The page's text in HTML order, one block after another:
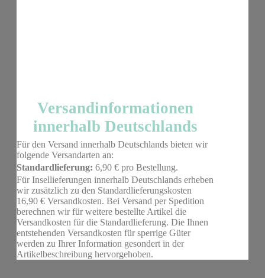
Versandinformationen
innerhalb Deutschlands
Für den Versand innerhalb Deutschlands bieten wir
folgende Versandarten an:
Standardlieferung: 6,90 € pro Bestellung.
Für Insellieferungen innerhalb Deutschlands erheben
wir zusätzlich zu den Standardlieferungskosten
16,90 € Versandkosten. Bei Versand per Spedition
berechnen wir für weitere bestellte Artikel die
Versandkosten für die Standardlieferung. Die Ihnen
entstehenden Versandkosten für sperrige Güter
werden zu Ihrer Information gesondert in der
Artikelbeschreibung hervorgehoben.